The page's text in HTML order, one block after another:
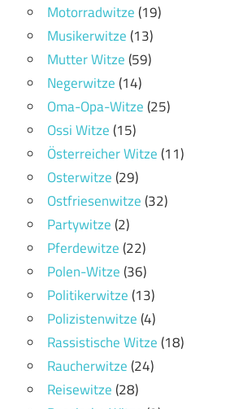
Motorradwitze(19)
Musikerwitze(13)
Mutter Witze(59)
Negerwitze(14)
Oma-Opa-Witze(25)
Ossi Witze(15)
Österreicher Witze(11)
Osterwitze(29)
Ostfriesenwitze(32)
Partywitze(2)
Pferdewitze(22)
Polen-Witze(36)
Politikerwitze(13)
Polizistenwitze(4)
Rassistische Witze(18)
Raucherwitze(24)
Reisewitze(28)